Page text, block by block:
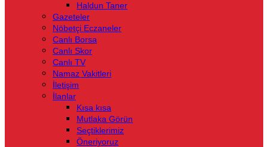
Haldun Taner
Gazeteler
Nöbetçi Eczaneler
Canlı Borsa
Canlı Skor
Canlı TV
Namaz Vakitleri
İletişim
İlanlar
Kısa kısa
Mutlaka Görün
Seçtiklerimiz
Öneriyoruz